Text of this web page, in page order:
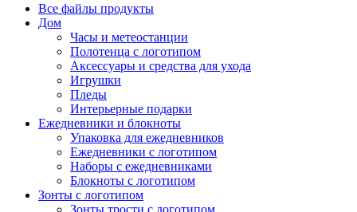
Все файлы продукты
Дом
Часы и метеостанции
Полотенца с логотипом
Аксессуары и средства для ухода
Игрушки
Пледы
Интерьерные подарки
Ежедневники и блокноты
Упаковка для ежедневников
Ежедневники с логотипом
Наборы с ежедневниками
Блокноты с логотипом
Зонты с логотипом
Зонты трости с логотипом